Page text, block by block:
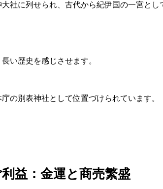
社に列せられ、古代から紀伊国の一宮とし
い歴史を感じさせます。
の別表神社として位置づけられています。
益：金運と商売繁盛